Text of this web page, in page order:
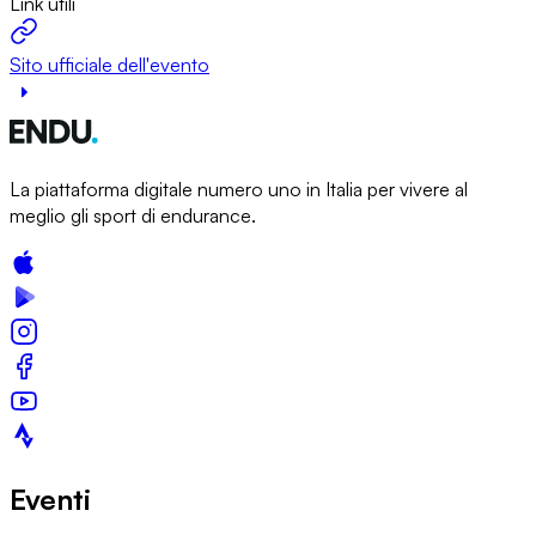
Sito ufficiale dell'evento
La piattaforma digitale numero uno in Italia per vivere al
meglio gli sport di endurance.
Eventi